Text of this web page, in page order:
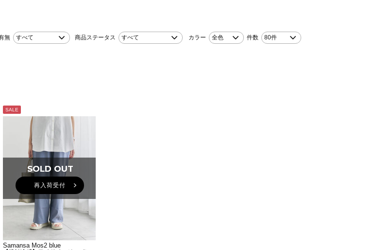
無 すべて 商品ステータス すべて カラー 全色 件数 80件
SALE
SOLD OUT
SOLD OUT
再入荷受付
Samansa Mos2 blue